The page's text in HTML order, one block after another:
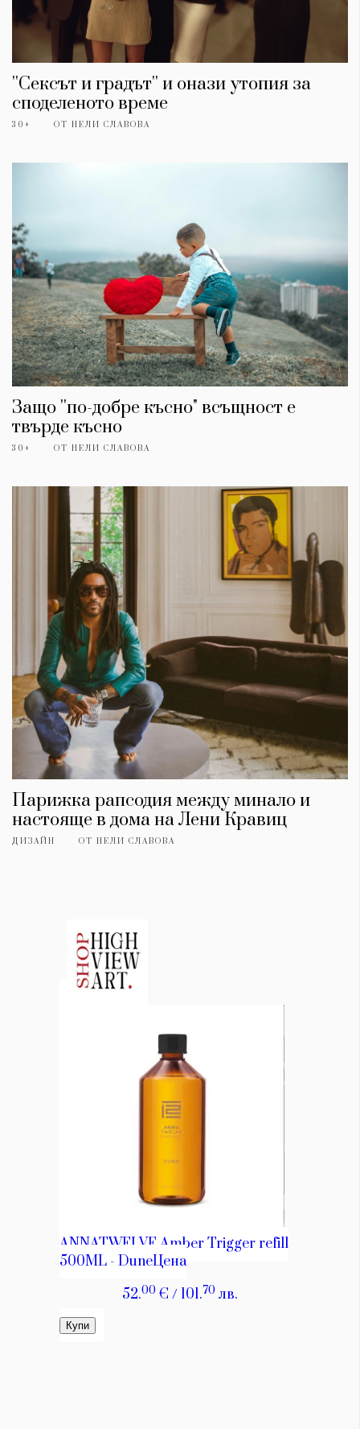
''Сексът и градът'' и онази утопия за
споделеното време
30+ ОТ НЕЛИ СЛАВОВА
Защо ''по-добре късно" всъщност е
твърде късно
30+ ОТ НЕЛИ СЛАВОВА
Парижка рапсодия между минало и
настояще в дома на Лени Кравиц
ДИЗАЙН ОТ НЕЛИ СЛАВОВА
КАТЕГОРИИ
Wine&Dine
Реклама
Политика за
поверителност
ModerenDom
Instagram Twitter
YouTube
Spotify Soundcloud
Ако нашият сайт ви харесва, можете да се абонирате за